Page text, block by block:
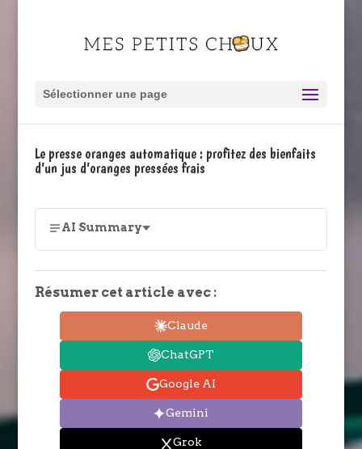
Sélectionner une page
Le presse oranges automatique : profitez des bienfaits
d’un jus d’oranges pressées frais
AI Summary
Résumer cet article avec :
Claude
ChatGPT
Google AI
Gemini
Grok